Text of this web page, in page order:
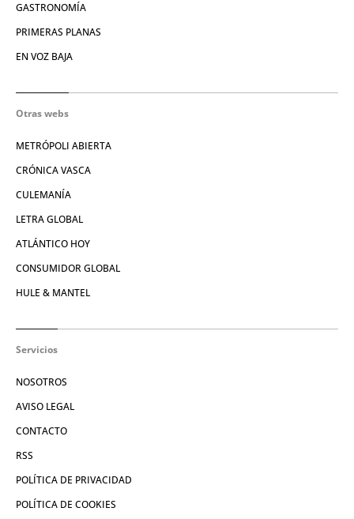
GASTRONOMÍA
PRIMERAS PLANAS
EN VOZ BAJA
Otras webs
METRÓPOLI ABIERTA
CRÓNICA VASCA
CULEMANÍA
LETRA GLOBAL
ATLÁNTICO HOY
CONSUMIDOR GLOBAL
HULE & MANTEL
Servicios
NOSOTROS
AVISO LEGAL
CONTACTO
RSS
POLÍTICA DE PRIVACIDAD
POLÍTICA DE COOKIES